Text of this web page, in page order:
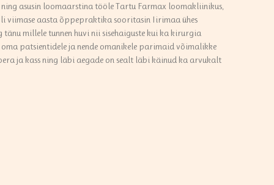
asusin loomaarstina tööle Tartu Farmax loomakliinikus,
viimase aasta õppepraktika sooritasin Iirimaa ühes
millele tunnen huvi nii sisehaiguste kui ka kirurgia
oma patsientidele ja nende omanikele parimaid võimalikke
ja kass ning läbi aegade on sealt läbi käinud ka arvukalt